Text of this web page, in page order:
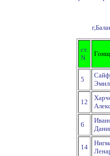
ст.
N
5
12
6
14